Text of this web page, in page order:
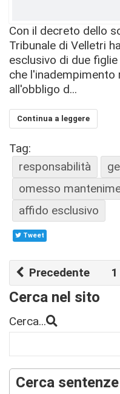
Con il decreto dello
Tribunale di Velletri
esclusivo di due
che
all'obbligo d...
Continua a leggere
Tag:
responsabilità
omesso
affido esclusivo
Tweet
Precedente 1
Cerca nel sito
Cerca...
Cerca